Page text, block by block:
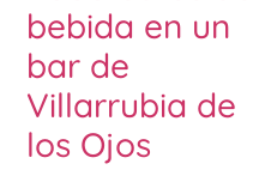
bebida en un
bar de
Villarrubia de
los Ojos